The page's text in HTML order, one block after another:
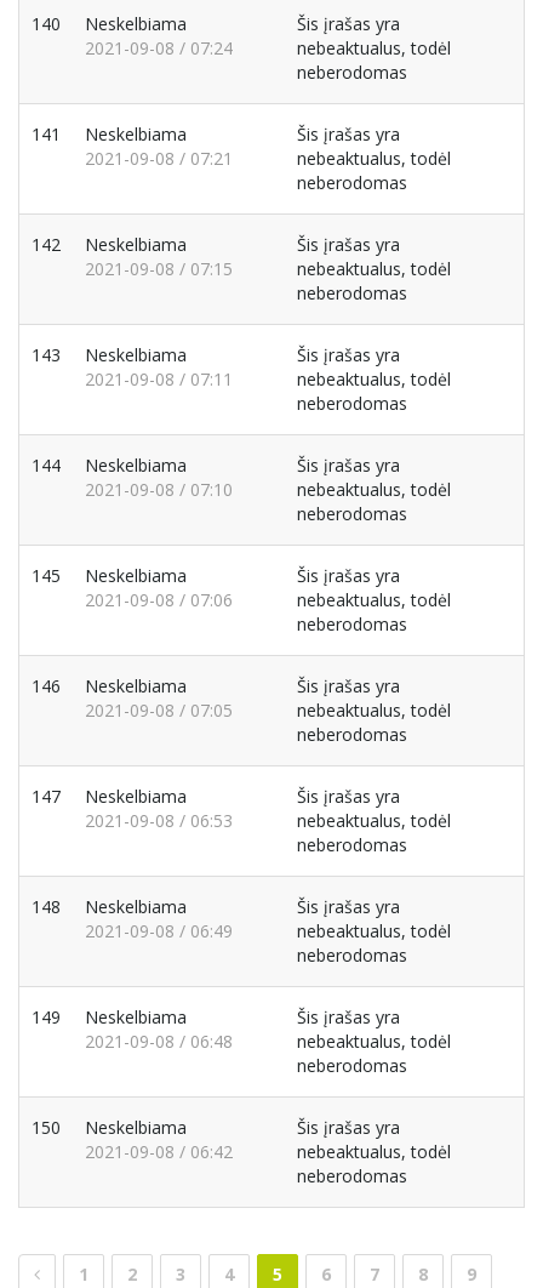
140
Neskelbiama
2021-09-08 / 07:24
Šis įrašas yra
nebeaktualus, todėl
neberodomas
141
Neskelbiama
2021-09-08 / 07:21
Šis įrašas yra
nebeaktualus, todėl
neberodomas
142
Neskelbiama
2021-09-08 / 07:15
Šis įrašas yra
nebeaktualus, todėl
neberodomas
143
Neskelbiama
2021-09-08 / 07:11
Šis įrašas yra
nebeaktualus, todėl
neberodomas
144
Neskelbiama
2021-09-08 / 07:10
Šis įrašas yra
nebeaktualus, todėl
neberodomas
145
Neskelbiama
2021-09-08 / 07:06
Šis įrašas yra
nebeaktualus, todėl
neberodomas
146
Neskelbiama
2021-09-08 / 07:05
Šis įrašas yra
nebeaktualus, todėl
neberodomas
147
Neskelbiama
2021-09-08 / 06:53
Šis įrašas yra
nebeaktualus, todėl
neberodomas
148
Neskelbiama
2021-09-08 / 06:49
Šis įrašas yra
nebeaktualus, todėl
neberodomas
149
Neskelbiama
2021-09-08 / 06:48
Šis įrašas yra
nebeaktualus, todėl
neberodomas
150
Neskelbiama
2021-09-08 / 06:42
Šis įrašas yra
nebeaktualus, todėl
neberodomas
1 2 3 4 5 6 7 8 9